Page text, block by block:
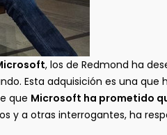
, los de Redmond ha
Esta adquisición es una que
que Microsoft ha prometido
y a otras interrogantes, ha